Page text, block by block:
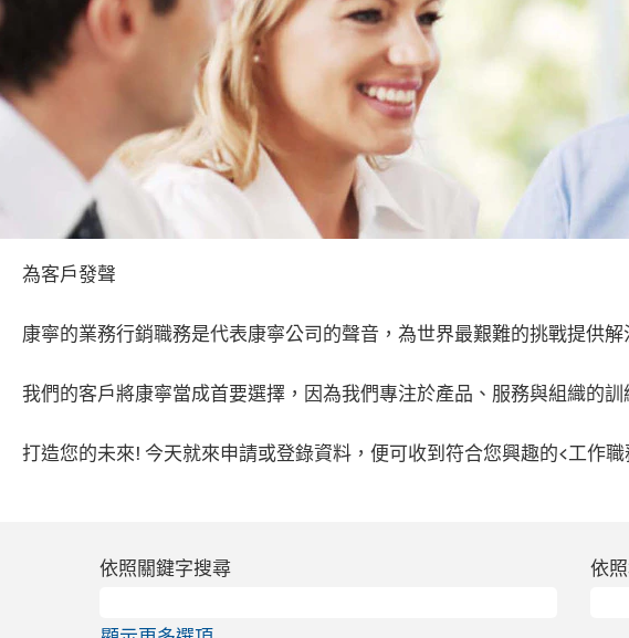
為客戶發聲
康寧的業務行銷職務是代表康寧公司的聲音，為世界最艱難的挑戰提供
我們的客戶將康寧當成首要選擇，因為我們專注於產品、服務與組織的訓
打造您的未來! 今天就來申請或登錄資料，便可收到符合您興趣的<工作職
依照關鍵字搜尋 依